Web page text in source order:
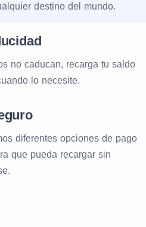
destino del mundo.
no caducan, recarga tu saldo
lo necesite.
diferentes opciones de pago
que pueda recargar sin